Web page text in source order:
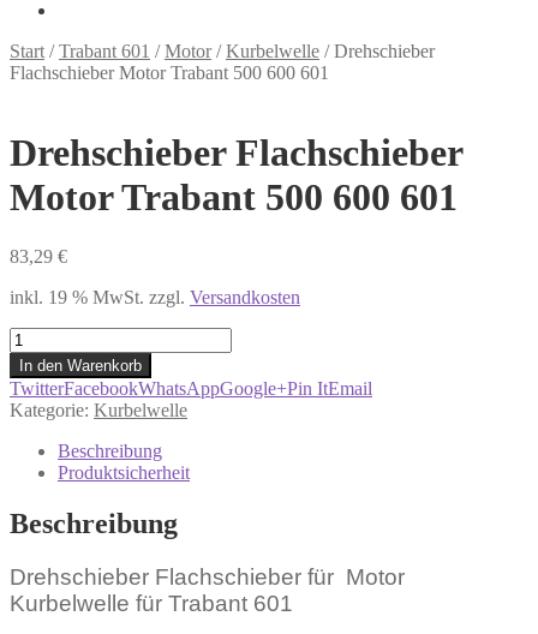
Start /Trabant 601 /Motor/Kurbelwelle /Drehschieber
Flachschieber Motor Trabant 500 600 601
Drehschieber Flachschieber
Motor Trabant 500 600 601
83,29 €
inkl. 19 % MwSt. zzgl. Versandkosten
Drehschieber
Flachschieber
Motor
Trabant
500
Menge
In den Warenkorb
TwitterFacebookWhatsAppGoogle+Pin ItEmail
Kategorie: Kurbelwelle
Beschreibung
Produktsicherheit
Beschreibung
Drehschieber Flachschieber für Motor
Kurbelwelle für Trabant 601